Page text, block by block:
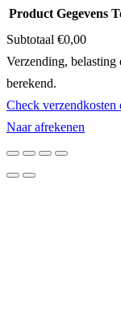
Producten
in
winkelwagen
Product Gegevens
Subtotaal €0,00
Verzending,
berekend.
Check verzendkosten
Naar afrekenen